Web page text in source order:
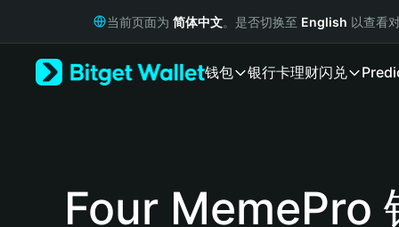
Русский
当前页面为 简体中文。是否切换至 English 以查看
钱包 银行卡理财闪兑
Four MemePro